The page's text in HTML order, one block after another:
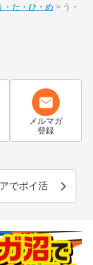
・た・ひ・め
う・
メルマガ
登録
でポイ活